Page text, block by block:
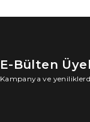
E-Bülten
Kampanya ve